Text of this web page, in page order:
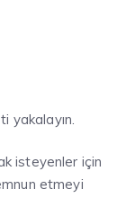
yakalayın.
isteyenler için
etmeyi